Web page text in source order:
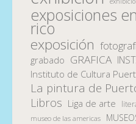
exposiciones
rico
exposición
grabado GRAFICA
Instituto de Cultura
La pintura de
Libros Liga de arte
museo de las americas